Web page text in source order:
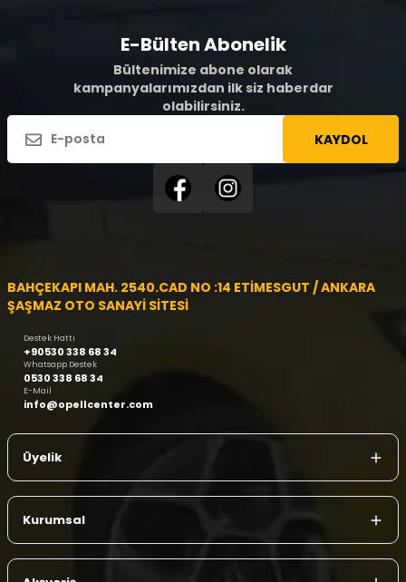
E-Bülten Abonelik
Bültenimize abone olarak
kampanyalarımızdan ilk siz haberdar
olabilirsiniz.
KAYDOL
BAHÇEKAPI MAH. 2540.CAD NO :14 ETİMESGUT / ANKARA
ŞAŞMAZ OTO SANAYİ SİTESİ
Destek Hattı
+90530 338 68 34
Whatsapp Destek
0530 338 68 34
E-Mail
info@opellcenter.com
Üyelik
Kurumsal